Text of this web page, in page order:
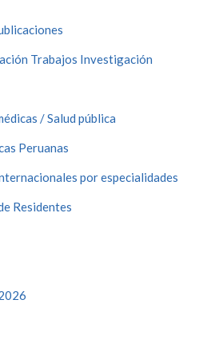
Trabajos Investigación
/ Salud pública
Peruanas
por especialidades
Residentes